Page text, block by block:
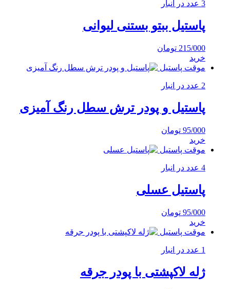
3 عدد در انبار
پاستیل ببتو بستنی لیوانی
215/000 تومان
خرید
موقت پاستیل
2 عدد در انبار
پاستیل و پودر ترش سطل رنگ آمیزی
95/000 تومان
خرید
موقت پاستیل
4 عدد در انبار
پاستیل عسلی
95/000 تومان
خرید
موقت پاستیل
1 عدد در انبار
ژله لاکپشتی با پودر جرقه